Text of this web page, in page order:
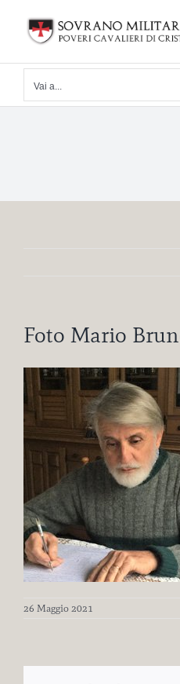
contenuto
Vai a...
Foto Mario
26 Maggio 2021